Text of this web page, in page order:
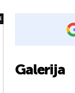
Galerija